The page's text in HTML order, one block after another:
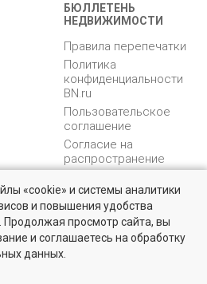
рынке
Петербурге и области от
БЮЛЛЕТЕНЬ
НЕДВИЖИМОСТИ
Правила перепечатки
Политика
конфиденциальности
BN.ru
Пользовательское
соглашение
Согласие на
распространение
персональных данных
Карта сайта
Медийная реклама
PR продвижение
«cookie» и системы аналитики
и повышения удобства
Продолжая просмотр сайта, вы
и соглашаетесь на обработку
данных.